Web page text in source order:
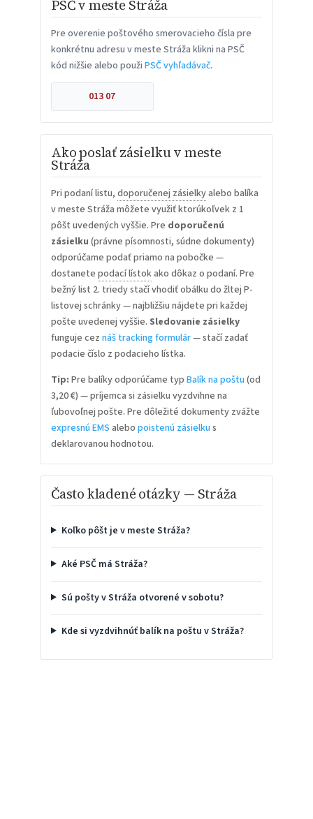
PSČ v meste Stráža
Pre overenie poštového smerovacieho čísla pre
konkrétnu adresu v meste Stráža klikni na PSČ
kód nižšie alebo použi PSČ vyhľadávač.
013 07
Ako poslať zásielku v meste
Stráža
Pri podaní listu, doporučenej zásielkyalebo balíka
v meste Stráža môžete využiť ktorúkoľvek z 1
pôšt uvedených vyššie. Pre doporučenú
zásielku (právne písomnosti, súdne dokumenty)
odporúčame podať priamo na pobočke —
dostanete podací lístokako dôkaz o podaní. Pre
bežný list 2. triedy stačí vhodiť obálku do žltej P-
listovej schránky — najbližšiu nájdete pri každej
pošte uvedenej vyššie. Sledovanie zásielky
funguje cez náš tracking formulár— stačí zadať
podacie číslo z podacieho lístka.
Tip: Pre balíky odporúčame typ Balík na poštu (od
3,20 €) — príjemca si zásielku vyzdvihne na
ľubovoľnej pošte. Pre dôležité dokumenty zvážte
expresnú EMS alebo poistenú zásielku s
deklarovanou hodnotou.
Často kladené otázky — Stráža
Koľko pôšt je v meste Stráža?
Aké PSČ má Stráža?
Sú pošty v Stráža otvorené v sobotu?
Kde si vyzdvihnúť balík na poštu v Stráža?